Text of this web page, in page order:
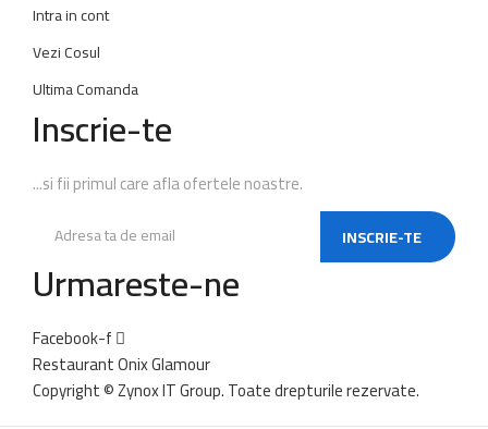
Intra in cont
Vezi Cosul
Ultima Comanda
Inscrie-te
...si fii primul care afla ofertele noastre.
INSCRIE-TE
Urmareste-ne
Facebook-f
Restaurant Onix Glamour
Copyright ©Zynox IT Group.Toate drepturile rezervate.